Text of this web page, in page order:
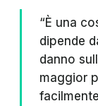
“È una
dipende
danno
maggior